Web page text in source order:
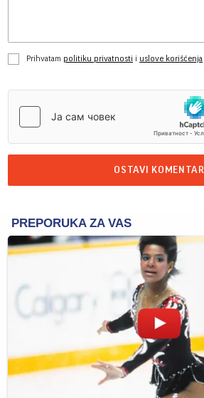
Prihvatam politiku privatnosti i uslove korišćenja
OSTAVI KOMENTAR